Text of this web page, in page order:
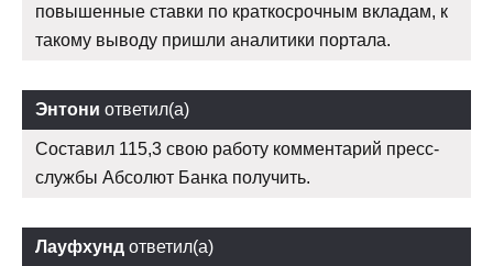
повышенные ставки по краткосрочным вкладам, к
такому выводу пришли аналитики портала.
Энтони ответил(а)
Составил 115,3 свою работу комментарий пресс-
службы Абсолют Банка получить.
Лауфхунд ответил(а)